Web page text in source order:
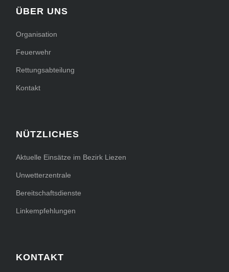
ÜBER UNS
Organisation
Feuerwehr
Rettungsabteilung
Kontakt
NÜTZLICHES
Aktuelle Einsätze im Bezirk Liezen
Unwetterzentrale
Bereitschaftsdienste
Linkempfehlungen
KONTAKT